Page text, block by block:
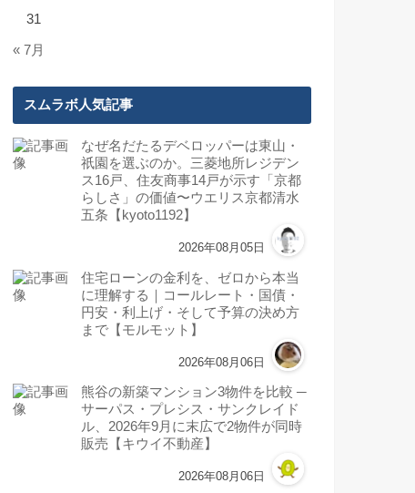
31
« 7月
スムラボ人気記事
なぜ名だたるデベロッパーは東山・
祇園を選ぶのか。三菱地所レジデン
ス16戸、住友商事14戸が示す「京都
らしさ」の価値〜ウエリス京都清水
五条【kyoto1192】
2026年08月05日
住宅ローンの金利を、ゼロから本当
に理解する｜コールレート・国債・
円安・利上げ・そして予算の決め方
まで【モルモット】
2026年08月06日
熊谷の新築マンション3物件を比較 ─
サーパス・プレシス・サンクレイド
ル、2026年9月に末広で2物件が同時
販売【キウイ不動産】
2026年08月06日